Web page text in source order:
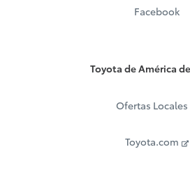
Facebook
Toyota de América
Ofertas Locales
Toyota.com